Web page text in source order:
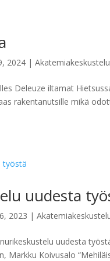
2024 |
Deleuze iltamat
rakentanutsille mikä
uudesta
2023 |
uudesta
Markku Koivusalo